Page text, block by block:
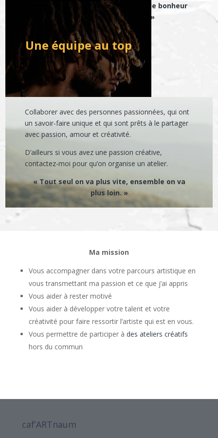
« Savourez la douceur de vivre et le bonheur
des choses imparfaites. »
Une équipe au top
Collaborer avec des personnes passionnées, qui ont
un savoir-faire unique et qui sont prêts à le partager
avec passion, amour et créativité.
D’ailleurs si vous avez une passion créative,
contactez-moi pour qu’on organise un atelier.
« Tout seul on va plus vite, ensemble on va
plus loin. »
Ma mission
Vous accompagner dans votre parcours artistique en
vous transmettant ma passion et ce que j’ai appris
Vous aider à rester motivé
Vous aider à développer votre talent et votre
créativité pour faire ressortir l’artiste qui est en vous.
Vous permettre de participer à des ateliers créatifs
hors du commun
caf’ARTnaum